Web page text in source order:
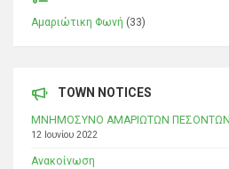
Αμαριώτικη Φωνή (33)
TOWN NOTICES
ΜΝΗΜΟΣΥΝΟ ΑΜΑΡΙΩΤΩΝ
12 Ιουνίου 2022
Ανακοίνωση